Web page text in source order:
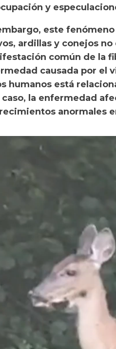
y
este
ardillas y conejos
común de la
causada por el
humanos está
la enfermedad
anormales